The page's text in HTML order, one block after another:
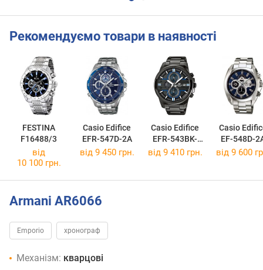
Рекомендуємо товари в наявності
FESTINA
F16488/3
Casio Edifice
EFR-547D-2A
Casio Edifice
EFR-543BK-
1A2
Casio
EF-548D-
від
10 100 грн.
від 9 450 грн. від 9 410 грн. від 9 600
Armani AR6066
Emporio хронограф
Механізм: кварцові